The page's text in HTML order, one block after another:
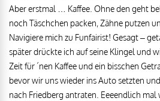
Aber erstmal … Kaffee. Ohne den geht
noch Täschchen packen, Zähne putzen
Navigiere mich zu Funfairist! Gesagt –
später drückte ich auf seine Klingel und
Zeit für ´nen Kaffee und ein bisschen
bevor wir uns wieder ins Auto setzten
nach Friedberg antraten. Eeeendlich mal